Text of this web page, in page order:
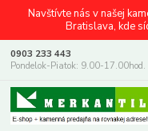
Navštívte nás v našej
Bratislava, kde
0903 233 443
Pondelok-Piatok: 9.00-17.00hod.